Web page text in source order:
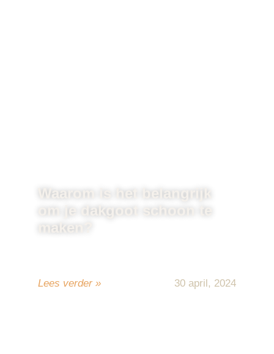
Waarom is het belangrijk
om je dakgoot schoon te
maken?
Lees verder » 30 april, 2024